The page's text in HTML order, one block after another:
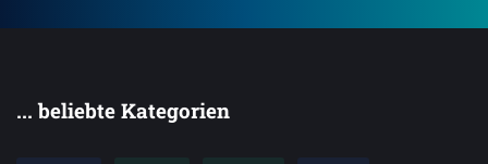
... beliebte Kategorien